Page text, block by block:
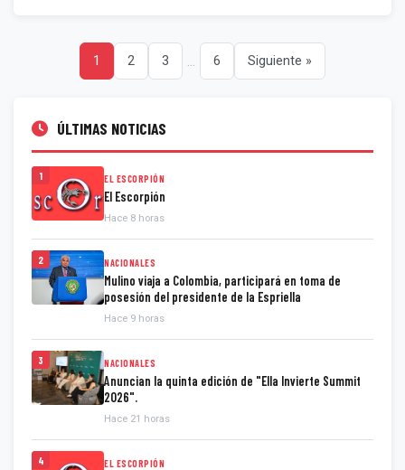
1 2 3 ... 6 Siguiente »
ÚLTIMAS NOTICIAS
1 EL ESCORPIÓN
El Escorpión
Hace 8 horas
2 NACIONALES
Mulino viaja a Colombia, participará en toma de
posesión del presidente de la Espriella
Hace 9 horas
3 NACIONALES
Anuncian la quinta edición de "Ella Invierte Summit
2026".
Hace 21 horas
4 EL ESCORPIÓN